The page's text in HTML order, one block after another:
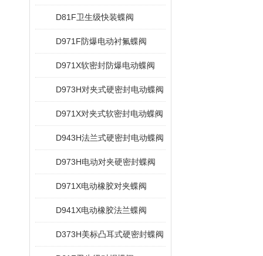
D81F卫生级快装蝶阀
D971F防爆电动衬氟蝶阀
D971X软密封防爆电动蝶阀
D973H对夹式硬密封电动蝶阀
D971X对夹式软密封电动蝶阀
D943H法兰式硬密封电动蝶阀
D973H电动对夹硬密封蝶阀
D971X电动橡胶对夹蝶阀
D941X电动橡胶法兰蝶阀
D373H美标凸耳式硬密封蝶阀